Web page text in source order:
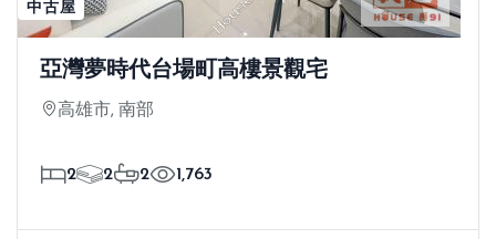
中古屋
亞灣夢時代台場町高樓景觀宅
高雄市, 南部
2 2 2 1,763